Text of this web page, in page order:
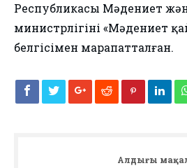
Республикасы Мәдениет
министрлігінің «Мәдениет
белгісімен марапатталған.
Алдыңғы